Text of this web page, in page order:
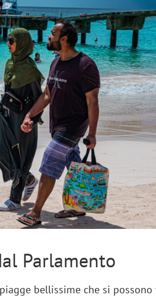
Parlamento
bellissime che si possono